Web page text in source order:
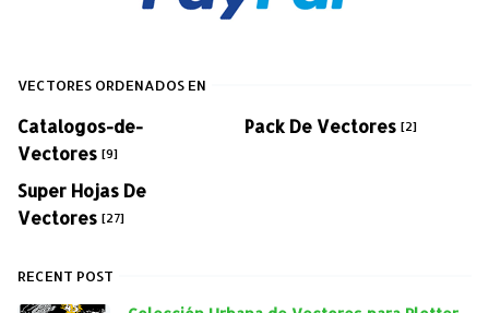
VECTORES ORDENADOS EN
Catalogos-de-
Vectores [9]
Pack De Vectores [2]
Super Hojas De
Vectores [27]
RECENT POST